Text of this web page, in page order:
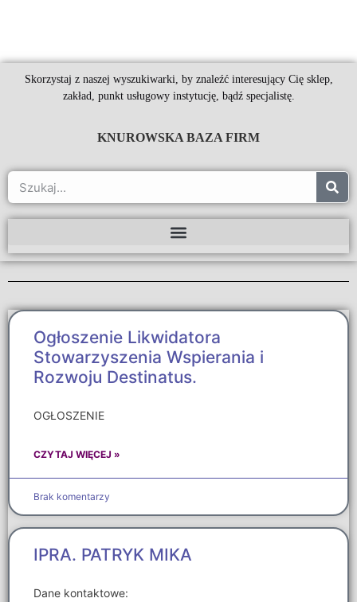
Skorzystaj z naszej wyszukiwarki, by znaleźć interesujący Cię sklep,
zakład, punkt usługowy instytucję, bądź specjalistę.
KNUROWSKA BAZA FIRM
Ogłoszenie Likwidatora
Stowarzyszenia Wspierania i
Rozwoju Destinatus.
OGŁOSZENIE
CZYTAJ WIĘCEJ »
Brak komentarzy
IPRA. PATRYK MIKA
Dane kontaktowe: